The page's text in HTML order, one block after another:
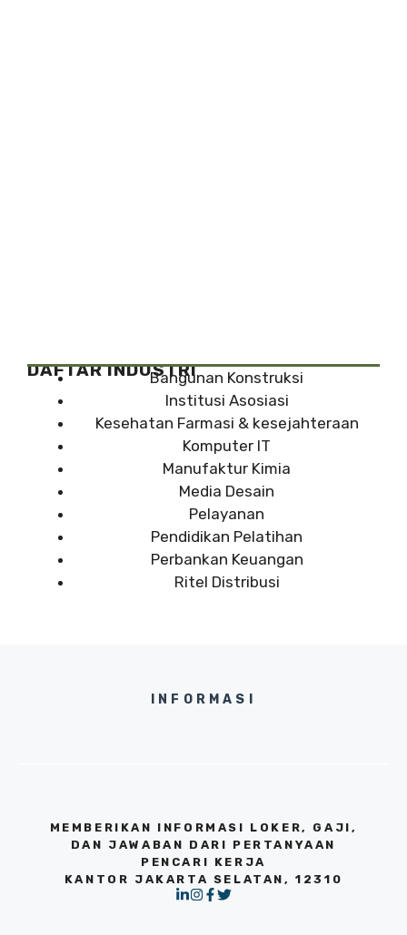
DAFTAR INDUSTRIBangunan Konstruksi
Institusi Asosiasi
Kesehatan Farmasi & kesejahteraan
Komputer IT
Manufaktur Kimia
Media Desain
Pelayanan
Pendidikan Pelatihan
Perbankan Keuangan
Ritel Distribusi
INFORMASI
MEMBERIKAN INFORMASI LOKER, GAJI,
DAN JAWABAN DARI PERTANYAAN
PENCARI KERJA
KANTOR JAKARTA SELATAN, 12310